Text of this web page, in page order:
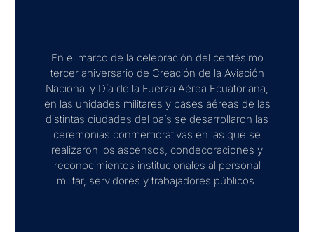
En el marco de la celebración del centésimo
tercer aniversario de Creación de la Aviación
Nacional y Día de la Fuerza Aérea Ecuatoriana,
en las unidades militares y bases aéreas de las
distintas ciudades del país se desarrollaron las
ceremonias conmemorativas en las que se
realizaron los ascensos, condecoraciones y
reconocimientos institucionales al personal
militar, servidores y trabajadores públicos.